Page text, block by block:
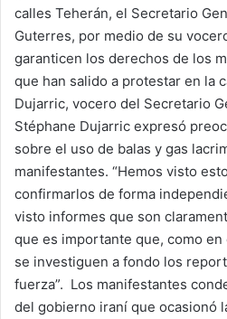
calles Teherán, el Secretario
Guterres, por medio de su
garanticen los derechos de los
que han salido a protestar en la
Dujarric, vocero del Secretario
Stéphane Dujarric expresó
sobre el uso de balas y gas
manifestantes. “Hemos visto
confirmarlos de forma
visto informes que son
que es importante que, como
se investiguen a fondo los
fuerza”. Los manifestantes
del gobierno iraní que ocasionó